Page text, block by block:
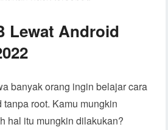
Lewat Android
banyak orang ingin belajar cara
root. Kamu mungkin
hal itu mungkin dilakukan?